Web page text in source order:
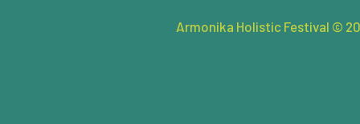
Armonika Holistic Festival ©